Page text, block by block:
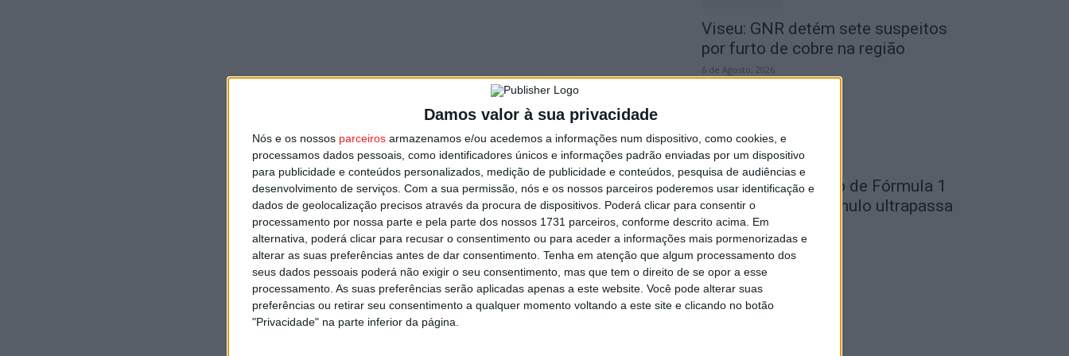
Damos valor à sua privacidade
Nós e os nossos parceiros armazenamos e/ou acedemos a informações num dispositivo, como cookies, e
processamos dados pessoais, como identificadores únicos e informações padrão enviadas por um dispositivo
para publicidade e conteúdos personalizados, medição de publicidade e conteúdos, pesquisa de audiências e
desenvolvimento de serviços. Com a sua permissão, nós e os nossos parceiros poderemos usar identificação e
dados de geolocalização precisos através da procura de dispositivos. Poderá clicar para consentir o
processamento por nossa parte e pela parte dos nossos 1731 parceiros, conforme descrito acima. Em
alternativa, poderá clicar para recusar o consentimento ou para aceder a informações mais pormenorizadas e
alterar as suas preferências antes de dar consentimento. Tenha em atenção que algum processamento dos
seus dados pessoais poderá não exigir o seu consentimento, mas que tem o direito de se opor a esse
processamento. As suas preferências serão aplicadas apenas a este website. Você pode alterar suas
preferências ou retirar seu consentimento a qualquer momento voltando a este site e clicando no botão
"Privacidade" na parte inferior da página.
Viseu: GNR detém sete suspeitos
por furto de cobre na região
6 de Agosto, 2026
Tondela: Exposição de Fórmula 1
no Museu do Caramulo ultrapassa
os...
6 de Agosto, 2026